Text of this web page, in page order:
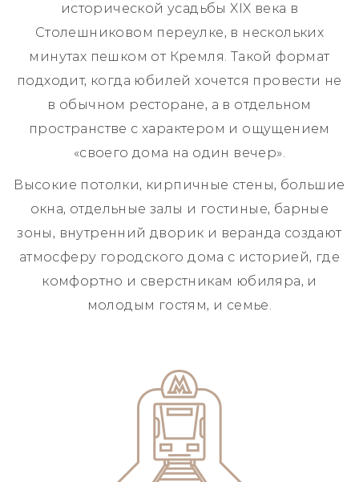
исторической усадьбы XIX века в
Столешниковом переулке, в нескольких
минутах пешком от Кремля. Такой формат
подходит, когда юбилей хочется провести не
в обычном ресторане, а в отдельном
пространстве с характером и ощущением
«своего дома на один вечер».
Высокие потолки, кирпичные стены, большие
окна, отдельные залы и гостиные, барные
зоны, внутренний дворик и веранда создают
атмосферу городского дома с историей, где
комфортно и сверстникам юбиляра, и
молодым гостям, и семье.